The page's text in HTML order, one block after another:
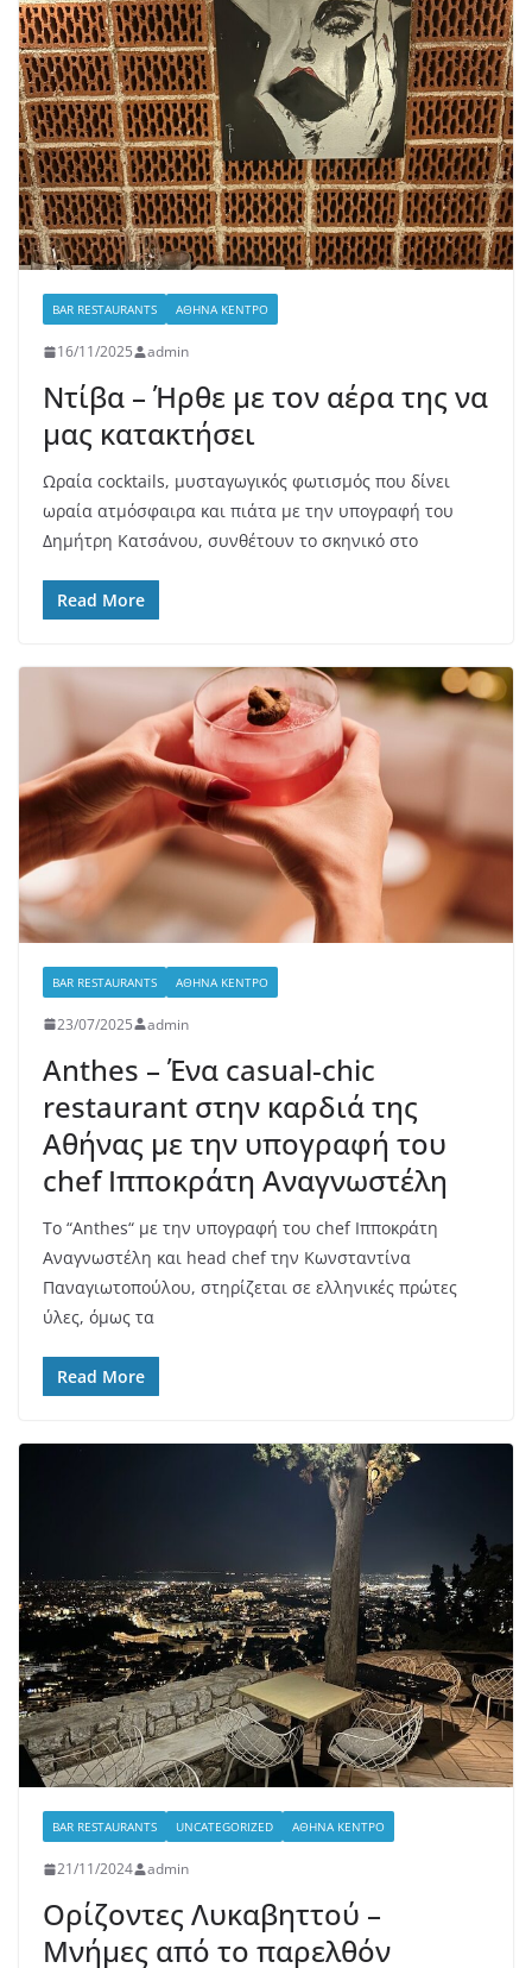
BAR RESTAURANTS ΑΘΉΝΑ ΚΈΝΤΡΟ
16/11/2025 admin
Ντίβα – Ήρθε με τον αέρα της να
μας κατακτήσει
Ωραία cocktails, μυσταγωγικός φωτισμός που δίνει
ωραία ατμόσφαιρα και πιάτα με την υπογραφή του
Δημήτρη Κατσάνου, συνθέτουν το σκηνικό στο
Read More
BAR RESTAURANTS ΑΘΉΝΑ ΚΈΝΤΡΟ
23/07/2025 admin
Anthes – Ένα casual-chic
restaurant στην καρδιά της
Αθήνας με την υπογραφή του
chef Ιπποκράτη Αναγνωστέλη
Το “Anthes“ με την υπογραφή του chef Ιπποκράτη
Αναγνωστέλη και head chef την Κωνσταντίνα
Παναγιωτοπούλου, στηρίζεται σε ελληνικές πρώτες
ύλες, όμως τα
Read More
BAR RESTAURANTS UNCATEGORIZED ΑΘΉΝΑ ΚΈΝΤΡΟ
21/11/2024 admin
Ορίζοντες Λυκαβηττού –
Μνήμες από το παρελθόν